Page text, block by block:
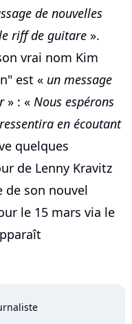
de nouvelles
riff de guitare ».
vrai nom Kim
est « un message
» : « Nous espérons
en écoutant
quelques
de Lenny Kravitz
de son nouvel
le 15 mars via le